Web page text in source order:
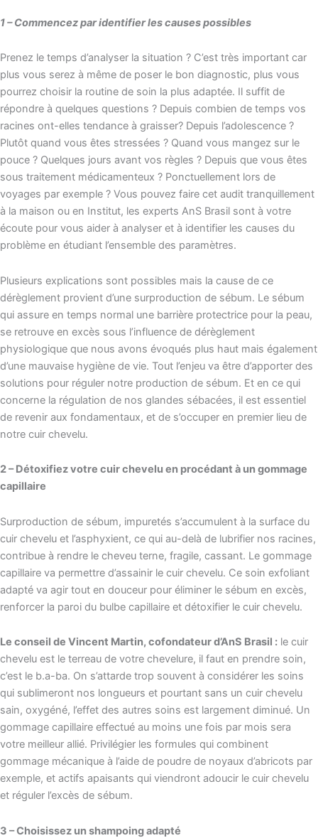
1 – Commencez par identifier les causes possibles
Prenez le temps d’analyser la situation ? C’est très important car
plus vous serez à même de poser le bon diagnostic, plus vous
pourrez choisir la routine de soin la plus adaptée. Il suffit de
répondre à quelques questions ? Depuis combien de temps vos
racines ont-elles tendance à graisser? Depuis l’adolescence ?
Plutôt quand vous êtes stressées ? Quand vous mangez sur le
pouce ? Quelques jours avant vos règles ? Depuis que vous êtes
sous traitement médicamenteux ? Ponctuellement lors de
voyages par exemple ? Vous pouvez faire cet audit tranquillement
à la maison ou en Institut, les experts AnS Brasil sont à votre
écoute pour vous aider à analyser et à identifier les causes du
problème en étudiant l’ensemble des paramètres.
Plusieurs explications sont possibles mais la cause de ce
dérèglement provient d’une surproduction de sébum. Le sébum
qui assure en temps normal une barrière protectrice pour la peau,
se retrouve en excès sous l’influence de dérèglement
physiologique que nous avons évoqués plus haut mais également
d’une mauvaise hygiène de vie. Tout l’enjeu va être d’apporter des
solutions pour réguler notre production de sébum. Et en ce qui
concerne la régulation de nos glandes sébacées, il est essentiel
de revenir aux fondamentaux, et de s’occuper en premier lieu de
notre cuir chevelu.
2 – Détoxifiez votre cuir chevelu en procédant à un gommage
capillaire
Surproduction de sébum, impuretés s’accumulent à la surface du
cuir chevelu et l’asphyxient, ce qui au-delà de lubrifier nos racines,
contribue à rendre le cheveu terne, fragile, cassant. Le gommage
capillaire va permettre d’assainir le cuir chevelu. Ce soin exfoliant
adapté va agir tout en douceur pour éliminer le sébum en excès,
renforcer la paroi du bulbe capillaire et détoxifier le cuir chevelu.
Le conseil de Vincent Martin, cofondateur d’AnS Brasil : le cuir
chevelu est le terreau de votre chevelure, il faut en prendre soin,
c’est le b.a-ba. On s’attarde trop souvent à considérer les soins
qui sublimeront nos longueurs et pourtant sans un cuir chevelu
sain, oxygéné, l’effet des autres soins est largement diminué. Un
gommage capillaire effectué au moins une fois par mois sera
votre meilleur allié. Privilégier les formules qui combinent
gommage mécanique à l’aide de poudre de noyaux d’abricots par
exemple, et actifs apaisants qui viendront adoucir le cuir chevelu
et réguler l’excès de sébum.
3 – Choisissez un shampoing adapté